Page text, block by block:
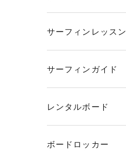
サーフィンレッスン
サーフィンガイド
レンタルボード
ボードロッカー